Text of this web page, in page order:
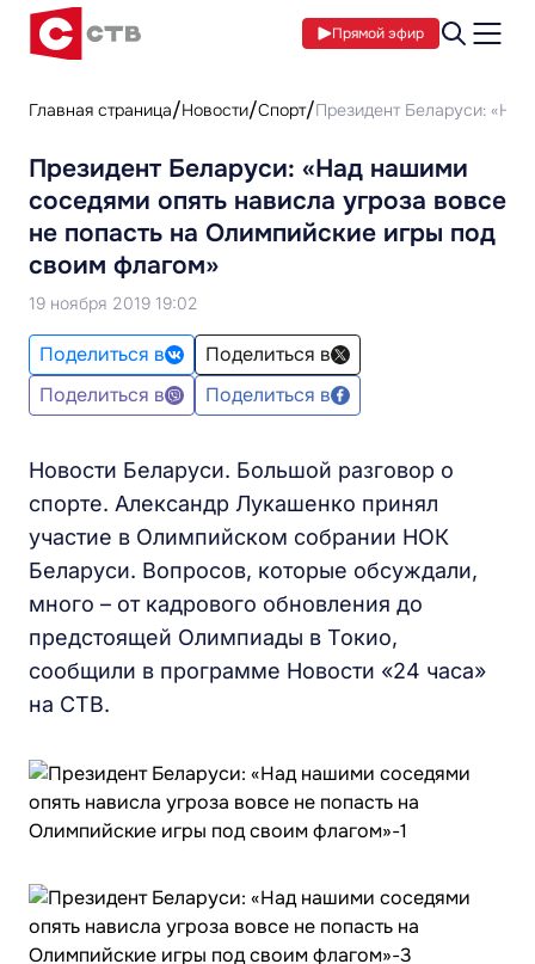
Прямой эфир
Главная страница Новости Спорт Президент Беларуси:
Президент Беларуси: «Над нашими
соседями опять нависла угроза вовсе
не попасть на Олимпийские игры под
своим флагом»
19 ноября 2019 19:02
Поделиться в
Поделиться в
Поделиться в
Поделиться в
Новости Беларуси. Большой разговор о
спорте. Александр Лукашенко принял
участие в Олимпийском собрании НОК
Беларуси. Вопросов, которые обсуждали,
много – от кадрового обновления до
предстоящей Олимпиады в Токио,
сообщили в программе Новости «24 часа»
на СТВ.